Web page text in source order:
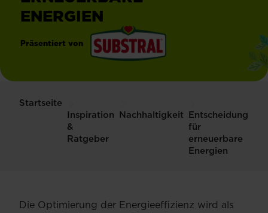
ENERGIEN
Präsentiert von
Startseite
Inspiration
&
Ratgeber
Nachhaltigkeit Entscheidung
für
erneuerbare
Energien
Die Optimierung der Energieeffizienz wird als